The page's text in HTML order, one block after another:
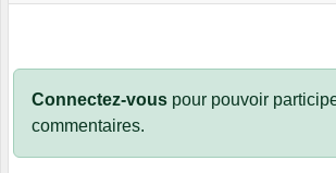
Connectez-vous pour pouvoir
commentaires.